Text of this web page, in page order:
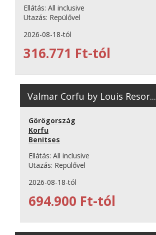
Ellátás: All inclusive
Utazás: Repülővel
2026-08-18-tól
316.771 Ft-tól
Valmar Corfu by Louis Resor...
Görögország
Korfu
Benitses
Ellátás: All inclusive
Utazás: Repülővel
2026-08-18-tól
694.900 Ft-tól